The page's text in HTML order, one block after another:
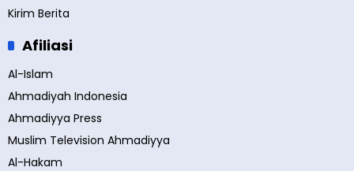
Kirim Berita
Afiliasi
Al-Islam
Ahmadiyah Indonesia
Ahmadiyya Press
Muslim Television Ahmadiyya
Al-Hakam